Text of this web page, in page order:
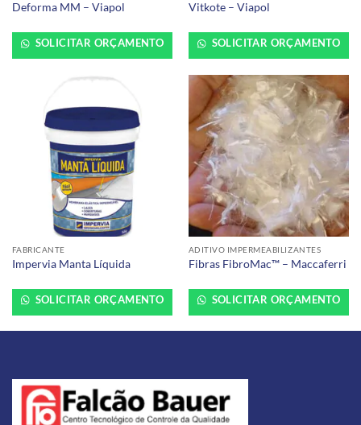
Deforma MM – Viapol
SOLICITAR ORÇAMENTO
Vitkote – Viapol
SOLICITAR ORÇAMENTO
FABRICANTE
Impervia Manta Líquida
SOLICITAR ORÇAMENTO
ADITIVO IMPERMEABILIZANTES
Fibras FibroMac™ – Maccaferri
SOLICITAR ORÇAMENTO